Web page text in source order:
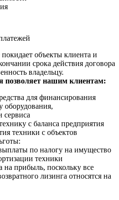
объекты клиента и
срока действия договора
владельцу.
позволяет нашим клиентам:
для финансирования
оборудования,
сервиса
с баланса предприятия
техники с объектов
по налогу на имущество
техники
на прибыль, поскольку все
лизинга относятся на